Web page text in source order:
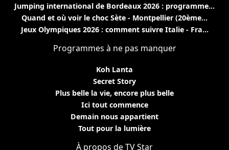
Jumping international de Bordeaux 2026 : programme...
Quand et où voir le choc Sète - Montpellier (20ème...
Jeux Olympiques 2026 : comment suivre Italie - Fra...
Programmes à ne pas manquer
Koh Lanta
Secret Story
Plus belle la vie, encore plus belle
Ici tout commence
Demain nous appartient
Tout pour la lumière
À propos de TV Star